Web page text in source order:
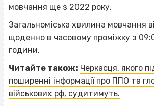
мовчання ще з 2022 року.
Загальноміська хвилина мовчання
щоденно в часовому проміжку з
години.
Читайте також: Черкасця, якого
поширенні інформації про ППО та
військових рф, судитимуть.